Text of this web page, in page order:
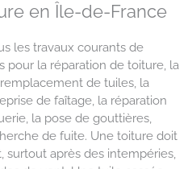
en Île-de-France
les travaux courants de
pour la réparation de toiture, la
de tuiles, la
de faîtage, la réparation
la pose de gouttières,
de fuite. Une toiture doit
après des intempéries,